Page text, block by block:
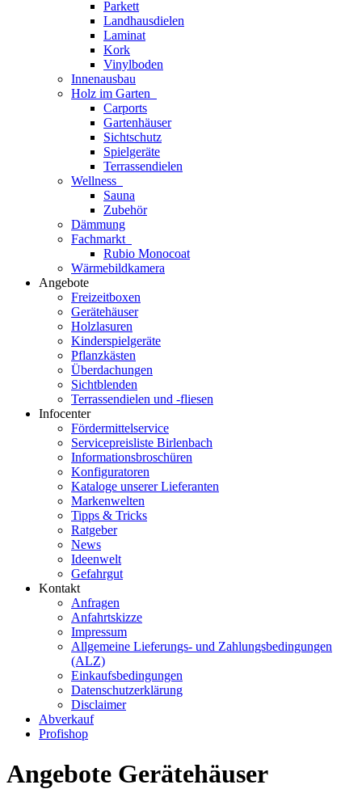
Parkett
Landhausdielen
Laminat
Kork
Vinylboden
Innenausbau
Holz im Garten
Carports
Gartenhäuser
Sichtschutz
Spielgeräte
Terrassendielen
Wellness
Sauna
Zubehör
Dämmung
Fachmarkt
Rubio Monocoat
Wärmebildkamera
Angebote
Freizeitboxen
Gerätehäuser
Holzlasuren
Kinderspielgeräte
Pflanzkästen
Überdachungen
Sichtblenden
Terrassendielen und -fliesen
Infocenter
Fördermittelservice
Servicepreisliste Birlenbach
Informationsbroschüren
Konfiguratoren
Kataloge unserer Lieferanten
Markenwelten
Tipps & Tricks
Ratgeber
News
Ideenwelt
Gefahrgut
Kontakt
Anfragen
Anfahrtskizze
Impressum
Allgemeine Lieferungs- und Zahlungsbedingungen
(ALZ)
Einkaufsbedingungen
Datenschutzerklärung
Disclaimer
Abverkauf
Profishop
Angebote Gerätehäuser